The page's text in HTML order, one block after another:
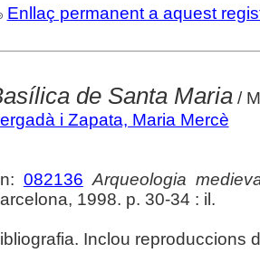
Enllaç permanent a aquest
de Santa Maria/
i Zapata, Maria Mercè
082136 Arqueologia
1998. p. 30-34 : il.
Inclou reproduccions